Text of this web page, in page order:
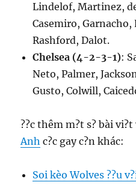
Lindelof, Martinez,
Casemiro,
Rashford, Dalot.
Chelsea (4-2-3-1):
Neto, Palmer,
Gusto, Colwill,
??c thêm m?t s? bài
Anh c?c gay c?n khác:
Soi kèo Wolves ??u